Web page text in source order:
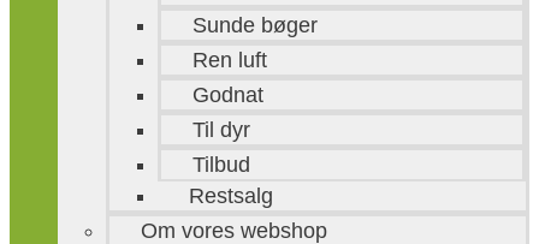
Sunde bøger
Ren luft
Godnat
Til dyr
Tilbud
Restsalg
Om vores webshop